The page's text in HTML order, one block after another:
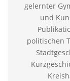
gelernter
und
politischen